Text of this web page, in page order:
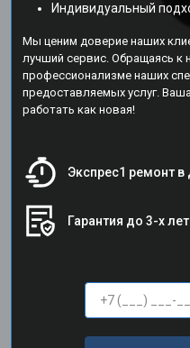
Индивидуальный
Мы ценим доверие наших
лучший сервис. Обращаясь
профессионализме наших
предоставляемых услуг.
работать как новая!
Экспрес1 ремонт
Гарантия до 3-х лет